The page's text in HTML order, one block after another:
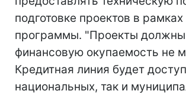
подготовке проектов в рамках
программы. "Проекты
финансовую окупаемость не
Кредитная линия будет
национальных, так и